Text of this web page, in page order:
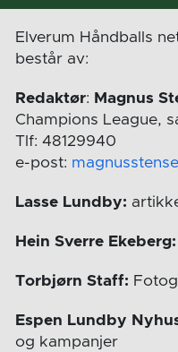
Elverum Håndballs
består av:
Redaktør: Magnus
Champions League,
Tlf: 48129940
e-post:
Lasse Lundby:
Hein Sverre Ekeberg:
Torbjørn Staff:
Espen Lundby
og kampanjer